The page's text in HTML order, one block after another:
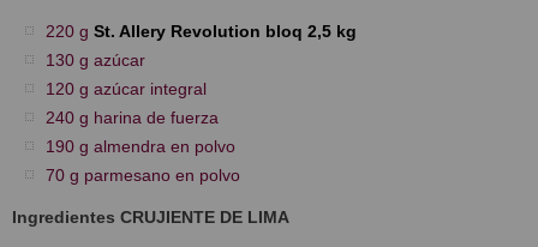
220 g St. Allery Revolution bloq 2,5 kg
130 g azúcar
120 g azúcar integral
240 g harina de fuerza
190 g almendra en polvo
70 g parmesano en polvo
Ingredientes CRUJIENTE DE LIMA